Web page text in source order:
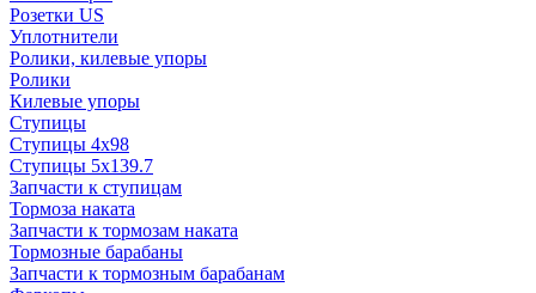
Розетки US
Уплотнители
Ролики, килевые упоры
Ролики
Килевые упоры
Ступицы
Ступицы 4x98
Ступицы 5x139.7
Запчасти к ступицам
Тормоза наката
Запчасти к тормозам наката
Тормозные барабаны
Запчасти к тормозным барабанам